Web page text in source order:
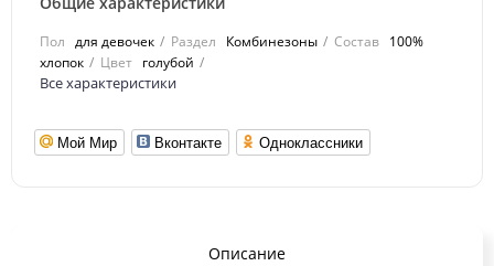
Пол для девочек Раздел Комбинезоны Состав 100%
хлопок
Цвет голубой
Все характеристики
Мой Мир Вконтакте Одноклассники
Описание